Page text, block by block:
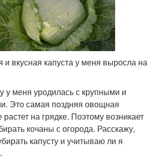
и вкусная капуста у меня выросла на
у меня уродилась с крупными и
Это самая поздняя овощная
на грядке. Поэтому возникает
кочаны с огорода. Расскажу,
капусту и учитываю ли я